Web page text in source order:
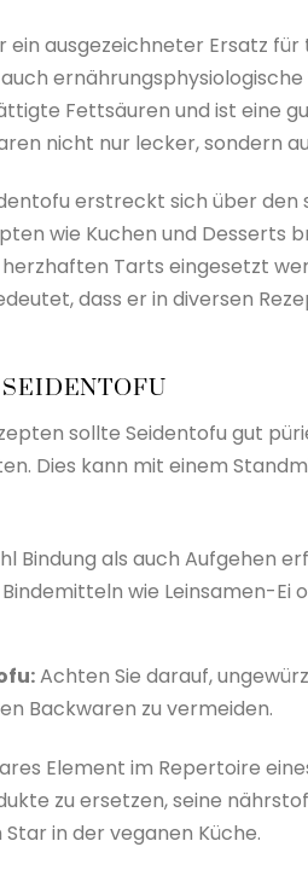
ein ausgezeichneter Ersatz für
ernährungsphysiologische
Fettsäuren und ist eine
nicht nur lecker, sondern
erstreckt sich über
wie Kuchen und Desserts
Tarts eingesetzt
dass er in diversen
sollte Seidentofu gut
Dies kann mit einem
Bindung als auch Aufgehen
wie Leinsamen-Ei
Achten Sie darauf,
Backwaren zu vermeiden.
Element im Repertoire
zu ersetzen, seine
in der veganen Küche.